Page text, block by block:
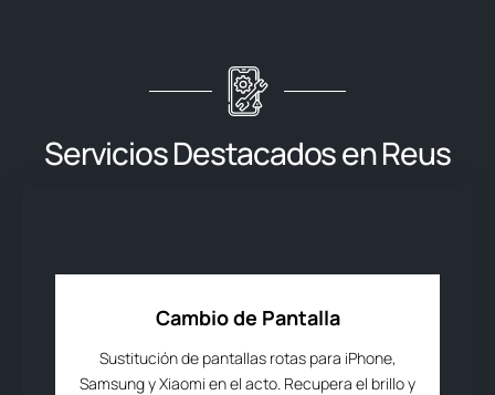
Servicios Destacados en Reus
Cambio de Pantalla
Sustitución de pantallas rotas para iPhone,
Samsung y Xiaomi en el acto. Recupera el brillo y